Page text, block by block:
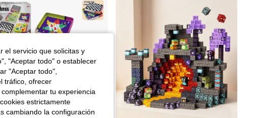
el servicio que solicitas y
"Aceptar todo" o establecer
"Aceptar todo",
tráfico, ofrecer
tu experiencia
estrictamente
cambiando la configuración